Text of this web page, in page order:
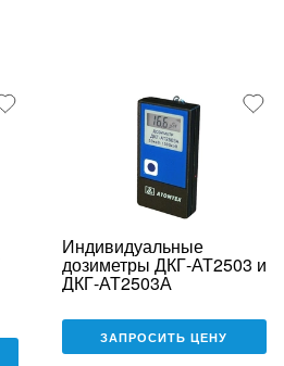
Индивидуальные
дозиметры ДКГ-АТ2503 и
ДКГ-АТ2503А
ЗАПРОСИТЬ ЦЕНУ